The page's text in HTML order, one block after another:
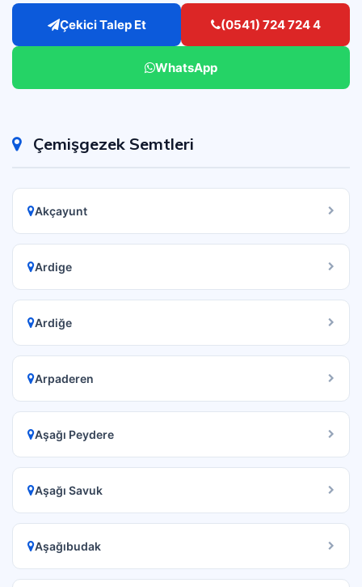
Çekici Talep Et (0541) 724 724 4
WhatsApp
Çemişgezek Semtleri
Akçayunt
Ardige
Ardiğe
Arpaderen
Aşağı Peydere
Aşağı Savuk
Aşağıbudak